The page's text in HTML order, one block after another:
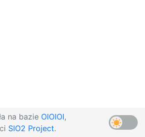
na bazie OIOIOI,
SIO2 Project.